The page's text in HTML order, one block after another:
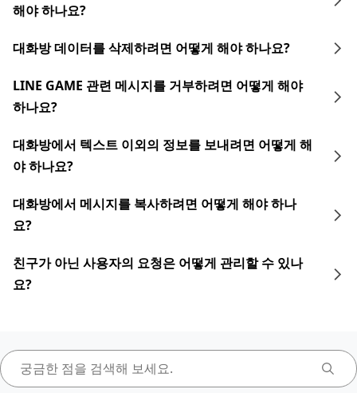
해야 하나요?
대화방 데이터를 삭제하려면 어떻게 해야 하나요?
LINE GAME 관련 메시지를 거부하려면 어떻게 해야
하나요?
대화방에서 텍스트 이외의 정보를 보내려면 어떻게 해
야 하나요?
대화방에서 메시지를 복사하려면 어떻게 해야 하나
요?
친구가 아닌 사용자의 요청은 어떻게 관리할 수 있나
요?